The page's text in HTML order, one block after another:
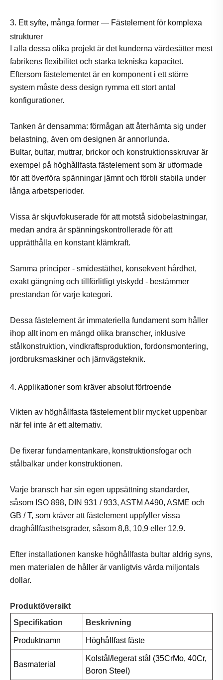
3. Ett syfte, många former — Fästelement för komplexa
strukturer
I alla dessa olika projekt är det kunderna värdesätter mest
fabrikens flexibilitet och starka tekniska kapacitet.
Eftersom fästelementet är en komponent i ett större
system måste dess design rymma ett stort antal
konfigurationer.
Tanken är densamma: förmågan att återhämta sig under
belastning, även om designen är annorlunda.
Bultar, bultar, muttrar, brickor och konstruktionsskruvar är
exempel på höghållfasta fästelement som är utformade
för att överföra spänningar jämnt och förbli stabila under
långa arbetsperioder.
Vissa är skjuvfokuserade för att motstå sidobelastningar,
medan andra är spänningskontrollerade för att
upprätthålla en konstant klämkraft.
Samma principer - smidestäthet, konsekvent hårdhet,
exakt gängning och tillförlitligt ytskydd - bestämmer
prestandan för varje kategori.
Dessa fästelement är immateriella fundament som håller
ihop allt inom en mängd olika branscher, inklusive
stålkonstruktion, vindkraftsproduktion, fordonsmontering,
jordbruksmaskiner och järnvägsteknik.
4. Applikationer som kräver absolut förtroende
Vikten av höghållfasta fästelement blir mycket uppenbar
när fel inte är ett alternativ.
De fixerar fundamentankare, konstruktionsfogar och
stålbalkar under konstruktionen.
Varje bransch har sin egen uppsättning standarder,
såsom ISO 898, DIN 931 / 933, ASTM A490, ASME och
GB / T, som kräver att fästelement uppfyller vissa
draghållfasthetsgrader, såsom 8,8, 10,9 eller 12,9.
Efter installationen kanske höghållfasta bultar aldrig syns,
men materialen de håller är vanligtvis värda miljontals
dollar.
Produktöversikt
Specifikation
Beskrivning
Produktnamn Höghållfast fäste
Basmaterial
Kolstål/legerat stål (35CrMo, 40Cr,
Boron Steel)